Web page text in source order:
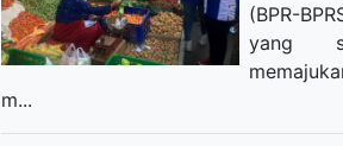
(BPR-
yang
m...